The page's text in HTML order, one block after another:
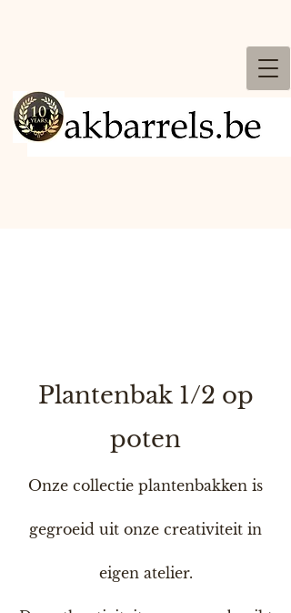
Plantenbak 1/2 op
poten
Onze collectie plantenbakken is
gegroeid uit onze creativiteit in
eigen atelier.